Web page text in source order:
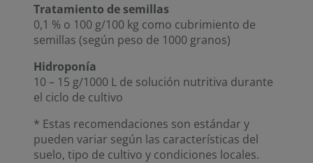
Tratamiento de semillas
0,1 % o 100 g/100 kg como cubrimiento de
semillas (según peso de 1000 granos)
Hidroponía
10 – 15 g/1000 L de solución nutritiva durante
el ciclo de cultivo
* Estas recomendaciones son estándar y
pueden variar según las características del
suelo, tipo de cultivo y condiciones locales.